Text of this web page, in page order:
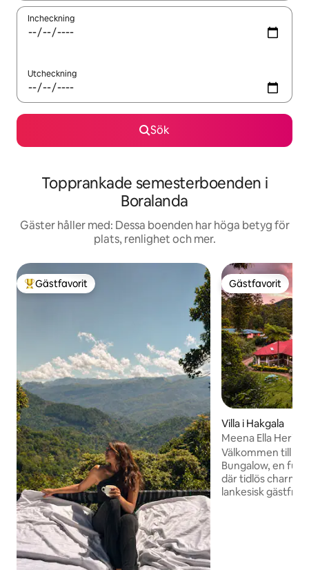
Incheckning
Utcheckning
Sök
Topprankade semesterboenden i
Boralanda
Gäster håller med: Dessa boenden har höga betyg för
plats, renlighet och mer.
Populär gästfavorit
Gästfavorit Gästfavorit
Gästfavorit
Villa i Hakgala
Meena Ella
Eliya
Välkommen till
Bungalow, en
där tidlös charm
lankesisk